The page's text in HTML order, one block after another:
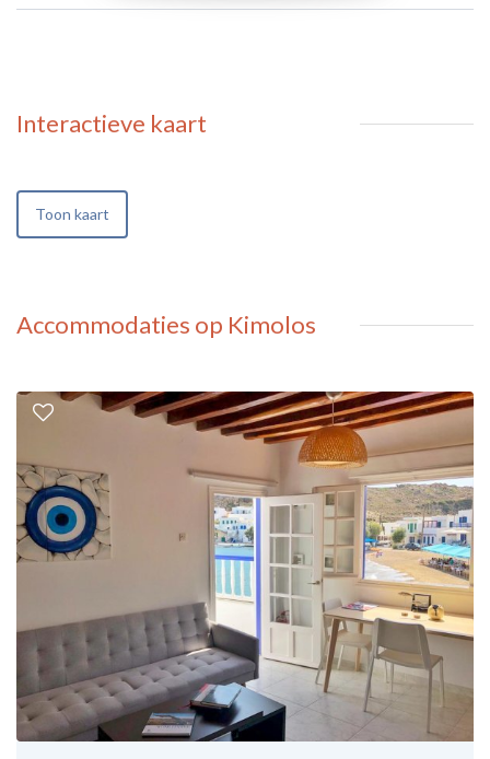
Interactieve kaart
Toon kaart
Accommodaties op Kimolos